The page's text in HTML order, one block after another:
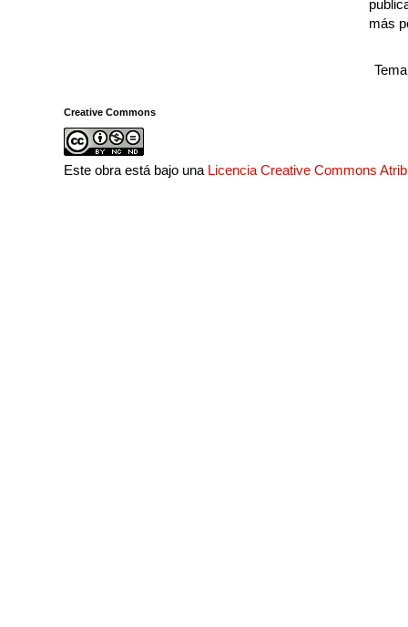
más
Creative Commons
Este obra está bajo una Licencia Creative Commons